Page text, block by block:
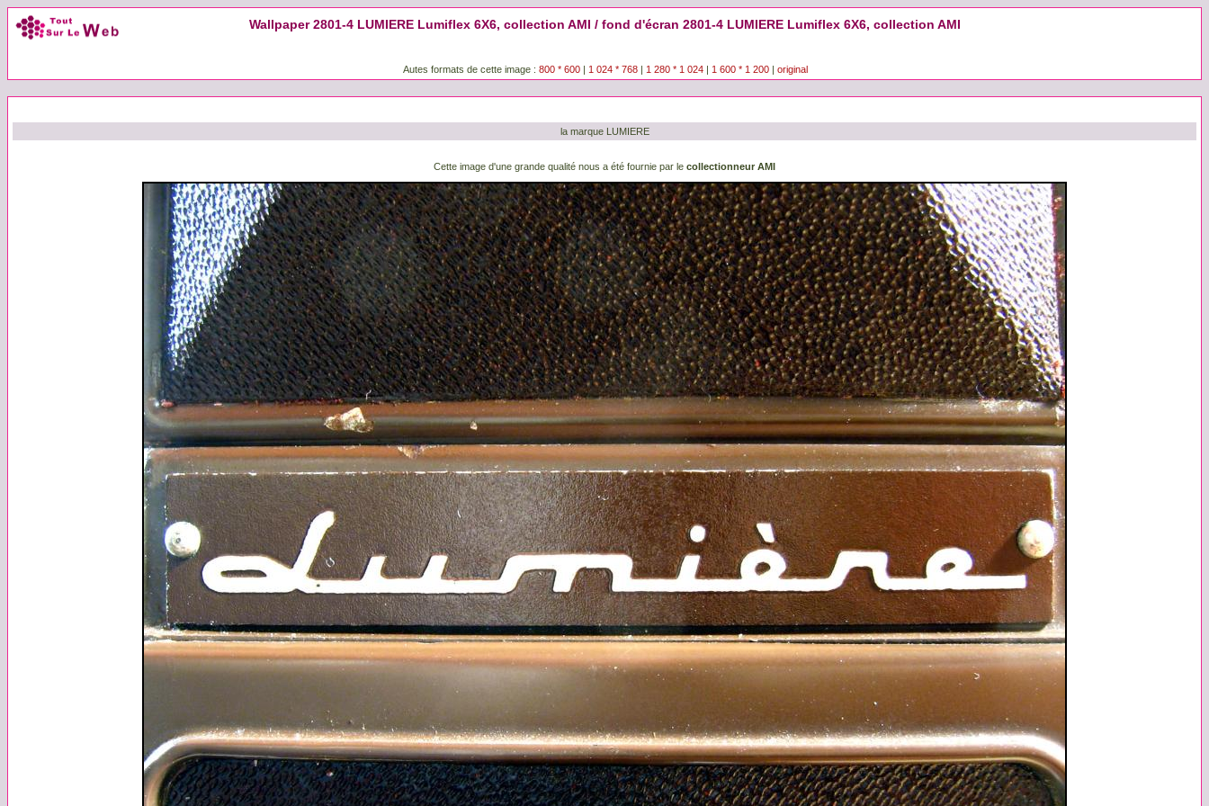
Wallpaper 2801-4 LUMIERE Lumiflex 6X6, collection AMI / fond d'écran 2801-4 LUMIERE Lumiflex 6X6, collection AMI
Autes formats de cette image : 800 * 600| 1 024 * 768 | 1 280 * 1 024| 1 600 * 1 200| original
la marque LUMIERE
Cette image d'une grande qualité nous a été fournie par le collectionneur AMI